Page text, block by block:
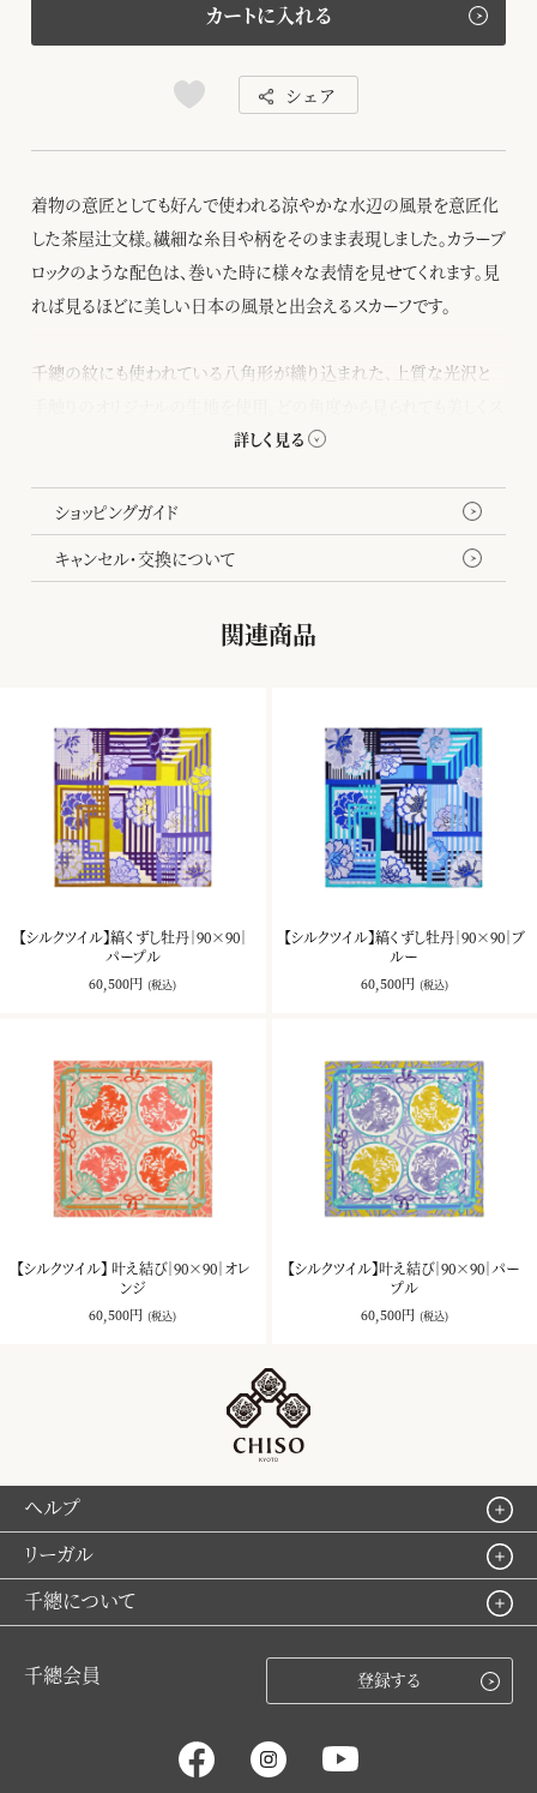
カートに入れる
シェア
着物の意匠としても好んで使われる涼やかな水辺の風景を意匠化
した茶屋辻文様。繊細な糸目や柄をそのまま表現しました。カラーブ
ロックのような配色は、巻いた時に様々な表情を見せてくれます。見
れば見るほどに美しい日本の風景と出会えるスカーフです。
千總の紋にも使われている八角形が織り込まれた、上質な光沢と
タイリングできるよう、裏面にも染めをほどこしました。
ショッピングガイド
キャンセル・交換について
関連商品
【シルクツイル】縞くずし牡丹｜90×90｜
パープル
60,500円 (税込)
【シルクツイル】縞くずし牡丹｜90×90｜ブ
ルー
60,500円 (税込)
【シルクツイル】 叶え結び｜90×90｜オレ
ンジ
60,500円 (税込)
【シルクツイル】叶え結び｜90×90｜パー
プル
60,500円 (税込)
ヘルプ
リーガル
千總について
千總会員 登録する